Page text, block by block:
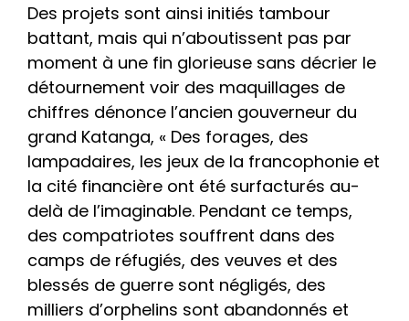
Des projets sont ainsi initiés tambour
battant, mais qui n’aboutissent pas par
moment à une fin glorieuse sans décrier le
détournement voir des maquillages de
chiffres dénonce l’ancien gouverneur du
grand Katanga, « Des forages, des
lampadaires, les jeux de la francophonie et
la cité financière ont été surfacturés au-
delà de l’imaginable. Pendant ce temps,
des compatriotes souffrent dans des
camps de réfugiés, des veuves et des
blessés de guerre sont négligés, des
milliers d’orphelins sont abandonnés et